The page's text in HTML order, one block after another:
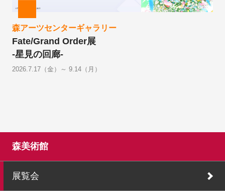
森アーツセンターギャラリー
Fate/Grand Order展
-星見の回廊-
2026.7.17（金）～ 9.14（月）
森美術館
展覧会